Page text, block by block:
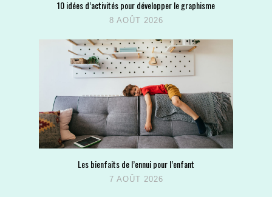
10 idées d’activités pour développer le graphisme
8 AOÛT 2026
Les bienfaits de l’ennui pour l’enfant
7 AOÛT 2026